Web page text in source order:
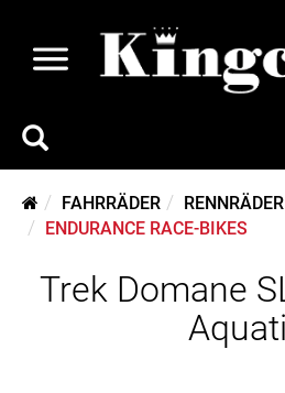
FAHRRÄDER
RENNRÄDER
ENDURANCE RACE-BIKES
Trek Domane